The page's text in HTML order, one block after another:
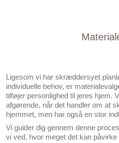
Ligesom vi har skræddersyet
individuelle behov, er
tilføjer personlighed til jeres hjem.
afgørende, når det handler om at
hjemmet, men har også en stor
Vi guider dig gennem denne
vi ved, hvor meget det kan